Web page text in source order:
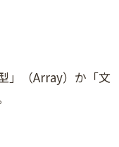
」（Array）か「文